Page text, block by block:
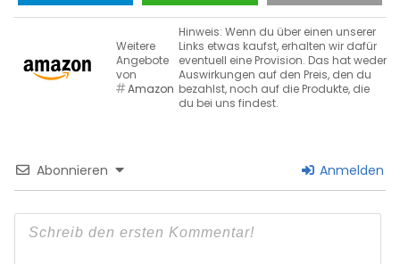
Weitere
Angebote
von
Amazon
Hinweis: Wenn du über einen unserer
Links etwas kaufst, erhalten wir dafür
eventuell eine Provision. Das hat weder
Auswirkungen auf den Preis, den du
bezahlst, noch auf die Produkte, die
du bei uns findest.
Abonnieren Anmelden